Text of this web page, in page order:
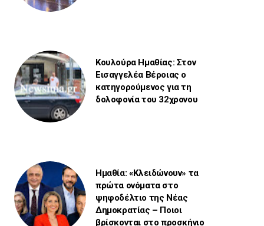
Κουλούρα Ημαθίας: Στον
Εισαγγελέα Βέροιας ο
κατηγορούμενος για τη
δολοφονία του 32χρονου
Ημαθία: «Κλειδώνουν» τα
πρώτα ονόματα στο
ψηφοδέλτιο της Νέας
Δημοκρατίας – Ποιοι
βρίσκονται στο προσκήνιο